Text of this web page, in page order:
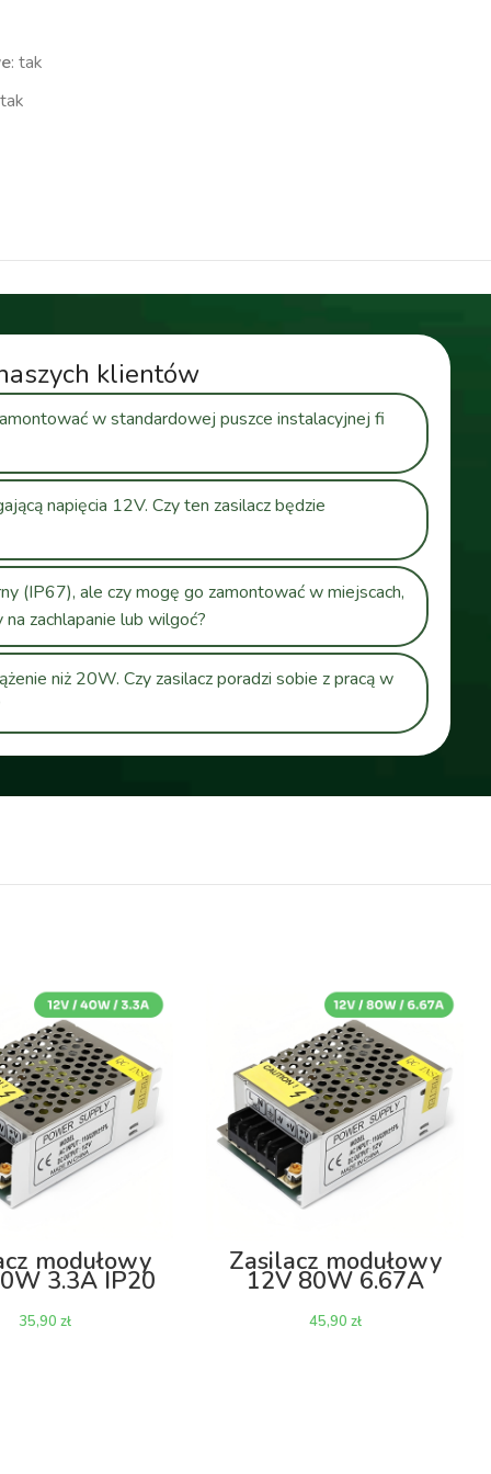
: tak
tak
klientów
w standardowej puszce instalacyjnej fi
napięcia 12V. Czy ten zasilacz będzie
(IP67), ale czy mogę go zamontować w miejscach,
zachlapanie lub wilgoć?
niż 20W. Czy zasilacz poradzi sobie z pracą w
modułowy
3.3A IP20
zł
Zasilacz modułowy
12V 80W 6.67A
zł